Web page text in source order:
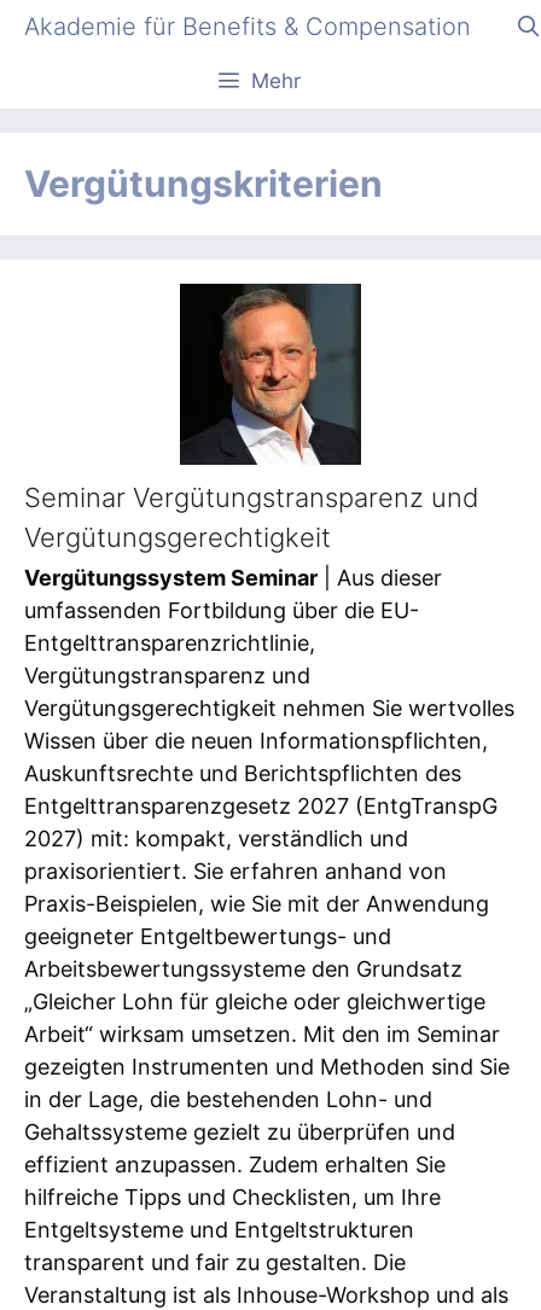
ZumAkademie für Benefits & Compensation
Mehr
Vergütungskriterien
Seminar Vergütungstransparenz und
Vergütungsgerechtigkeit
Vergütungssystem Seminar | Aus dieser
umfassenden Fortbildung über die EU-
Entgelttransparenzrichtlinie,
Vergütungstransparenz und
Vergütungsgerechtigkeit nehmen Sie wertvolles
Wissen über die neuen Informationspflichten,
Auskunftsrechte und Berichtspflichten des
Entgelttransparenzgesetz 2027 (EntgTranspG
2027) mit: kompakt, verständlich und
praxisorientiert. Sie erfahren anhand von
Praxis-Beispielen, wie Sie mit der Anwendung
geeigneter Entgeltbewertungs- und
Arbeitsbewertungssysteme den Grundsatz
„Gleicher Lohn für gleiche oder gleichwertige
Arbeit“ wirksam umsetzen. Mit den im Seminar
gezeigten Instrumenten und Methoden sind Sie
in der Lage, die bestehenden Lohn- und
Gehaltssysteme gezielt zu überprüfen und
effizient anzupassen. Zudem erhalten Sie
hilfreiche Tipps und Checklisten, um Ihre
Entgeltsysteme und Entgeltstrukturen
transparent und fair zu gestalten. Die
Veranstaltung ist als Inhouse-Workshop und als